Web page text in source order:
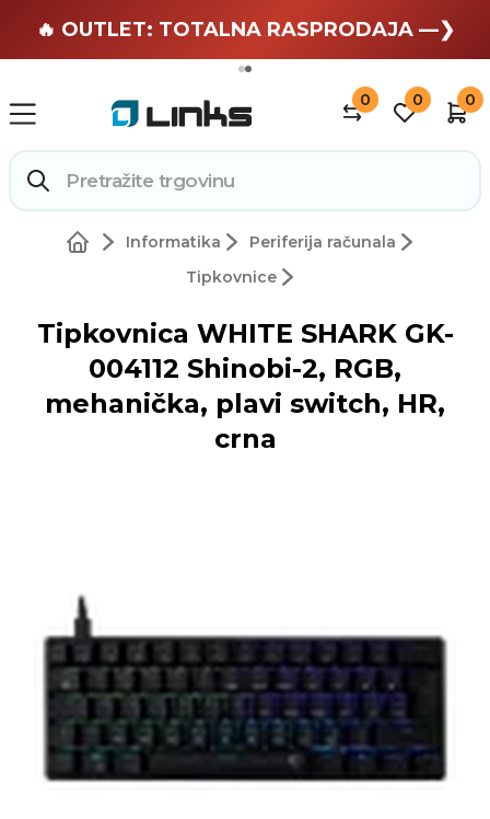
🏄 Zaslužuješ odmor —❯
🔥 OUTLET: TOTALNA RASPRODAJA —❯
0 0 0
Informatika
Periferija računala
Tipkovnice
Tipkovnica WHITE SHARK GK-
004112 Shinobi-2, RGB,
mehanička, plavi switch, HR,
crna